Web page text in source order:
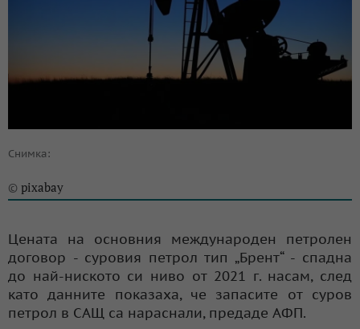
Снимка:
© pixabay
Цената на основния международен петролен
договор - суровия петрол тип „Брент“ - спадна
до най-ниското си ниво от 2021 г. насам, след
като данните показаха, че запасите от суров
петрол в САЩ са нараснали, предаде АФП.